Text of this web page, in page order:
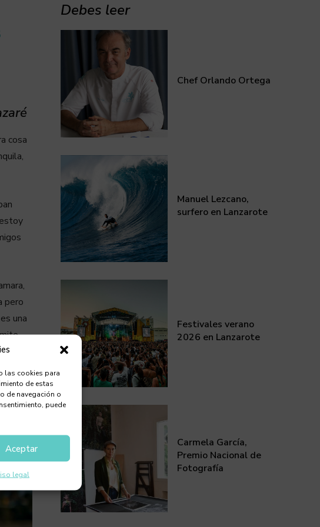
las cookies para
de estas
de navegación o
puede
Aceptar
legal
cosa
pero
una
Debes leer
Chef Orlando Ortega
Manuel Lezcano,
surfero en Lanzarote
Festivales verano
2026 en Lanzarote
Carmela García,
Premio Nacional de
Fotografía